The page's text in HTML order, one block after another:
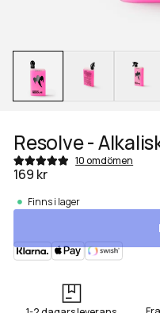
Resolve -
10 omdömen
169 kr
Finns i lager